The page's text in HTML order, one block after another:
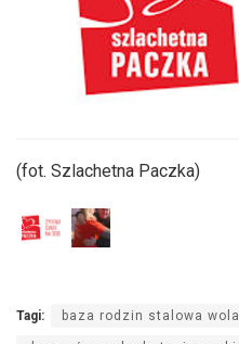
(fot. Szlachetna Paczka)
Tagi: baza rodzin stalowa wola